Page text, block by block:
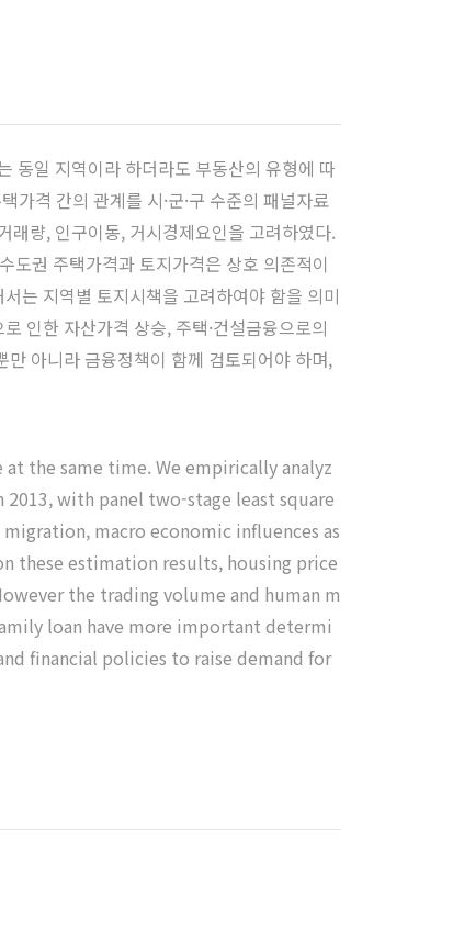
동일 지역이라 하더라도 부동산의 유형에 따
격 간의 관계를 시·군·구 수준의 패널자료
래량, 인구이동, 거시경제요인을 고려하였다.
도권 주택가격과 토지가격은 상호 의존적이
는 지역별 토지시책을 고려하여야 함을 의미
인한 자산가격 상승, 주택·건설금융으로의
아니라 금융정책이 함께 검토되어야 하며,
the same time. We empirically analyz
with panel two-stage least square
macro economic influences as
these estimation results, housing price
the trading volume and human m
loan have more important determi
financial policies to raise demand for